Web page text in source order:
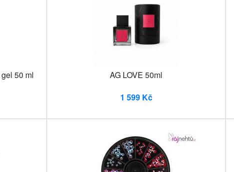
50 ml
AG LOVE 50ml
1 599 Kč